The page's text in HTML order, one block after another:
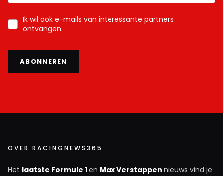
Ik wil ook e-mails van interessante partners
ontvangen.
ABONNEREN
OVER RACINGNEWS365
Het laatste Formule 1en Max Verstappen nieuws vind je